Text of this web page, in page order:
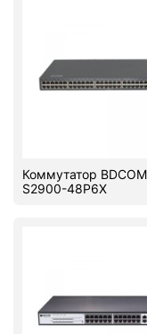
Коммутатор BDCOM
S2900-48P6X